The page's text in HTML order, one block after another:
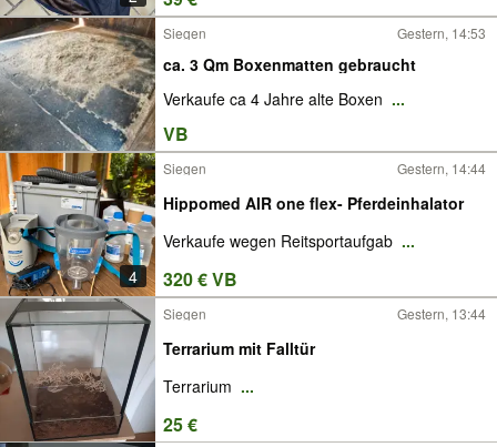
Siegen Gestern, 14:53
ca. 3 Qm Boxenmatten gebraucht
Verkaufe ca 4 Jahre alte Boxen ...
VB
4
Siegen Gestern, 14:44
Hippomed AIR one flex- Pferdeinhalator
Verkaufe wegen Reitsportaufgab ...
320 € VB
Siegen Gestern, 13:44
Terrarium mit Falltür
Terrarium ...
25 €